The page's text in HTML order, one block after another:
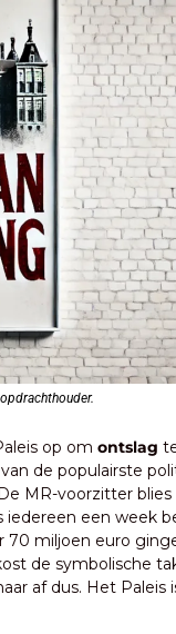
op om ontslag
de populairste
MR-voorzitter
iedereen een week
70 miljoen euro
de symbolische
af dus. Het Paleis